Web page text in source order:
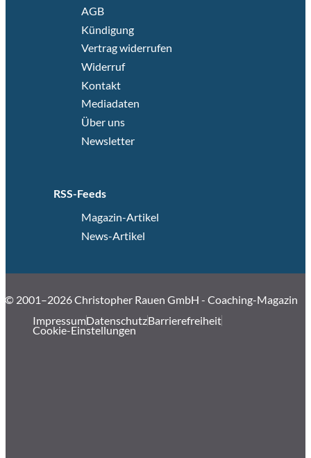
AGB
Kündigung
Vertrag widerrufen
Widerruf
Kontakt
Mediadaten
Über uns
Newsletter
RSS-Feeds
Magazin-Artikel
News-Artikel
© 2001–2026 Christopher Rauen GmbH - Coaching-Magazin
ImpressumDatenschutzBarrierefreiheit
Cookie-Einstellungen